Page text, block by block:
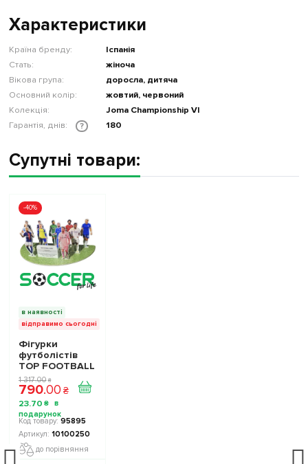
Характеристики
Країна бренду:
Іспанія
Стать:
жіноча
Вікова група:
доросла, дитяча
Основний колір:
жовтий, червоний
Колекція:
Joma Championship VI
Гарантія, днів:
? 180
Супутні товари:
-40%
в наявності
відправимо сьогодні
Фігурки
футболістів
TOP FOOTBALL
STARS - Набір
The Football
Stars
Collection 1
10100250
1 317.00 ₴
790.00 ₴
23.70 ₴
95895
10100250
до порівняння